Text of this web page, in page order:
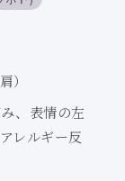
）
、表情の左
レルギー反